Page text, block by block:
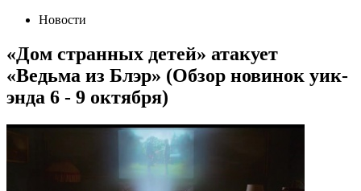
Новости
«Дом странных детей» атакует
«Ведьма из Блэр» (Обзор новинок уик-
энда 6 - 9 октября)